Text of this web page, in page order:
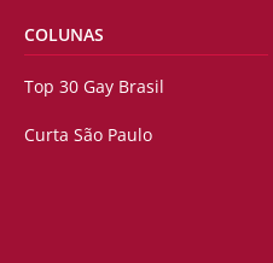
COLUNAS
Top 30 Gay Brasil
Curta São Paulo